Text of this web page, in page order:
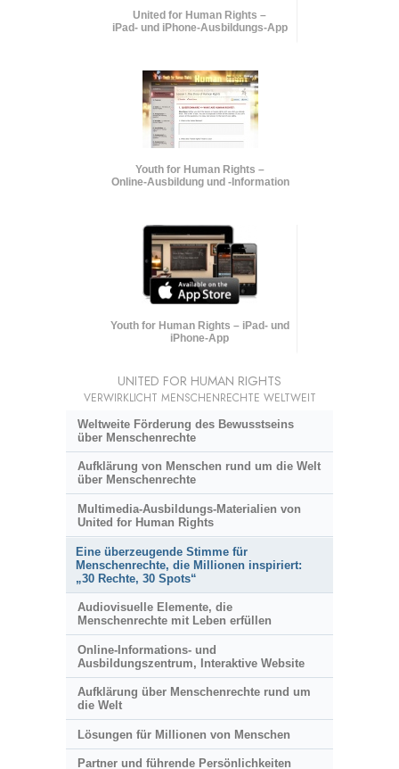
United for Human Rights –
iPad- und iPhone-Ausbildungs-App
Youth for Human Rights –
Online-Ausbildung und -Information
Youth for Human Rights – iPad- und
iPhone-App
UNITED FOR HUMAN RIGHTS
VERWIRKLICHT MENSCHENRECHTE WELTWEIT
Weltweite Förderung des Bewusstseins
über Menschenrechte
Aufklärung von Menschen rund um die Welt
über Menschenrechte
Multimedia-Ausbildungs-Materialien von
United for Human Rights
Eine überzeugende Stimme für
Menschenrechte, die Millionen inspiriert:
„30 Rechte, 30 Spots“
Audiovisuelle Elemente, die
Menschenrechte mit Leben erfüllen
Online-Informations- und
Ausbildungszentrum, Interaktive Website
Aufklärung über Menschenrechte rund um
die Welt
Lösungen für Millionen von Menschen
Partner und führende Persönlichkeiten